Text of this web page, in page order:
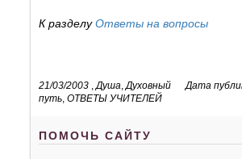
К разделуОтветы на вопросы
21/03/2003 Дата
,Душа ,Духовный
путь ,ОТВЕТЫ УЧИТЕЛЕЙ
ПОМОЧЬ САЙТУ